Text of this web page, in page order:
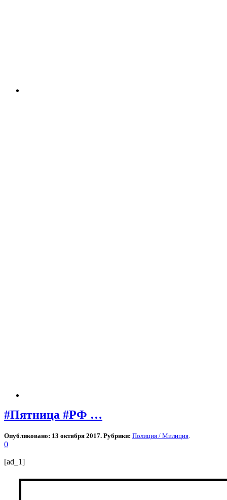
#Пятница #РФ …
Опубликовано: 13 октября 2017. Рубрики: Полиция / Милиция
0
[ad_1]